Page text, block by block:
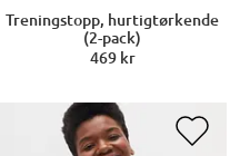
Treningstopp, hurtigtørkende
(2-pack)
469 kr